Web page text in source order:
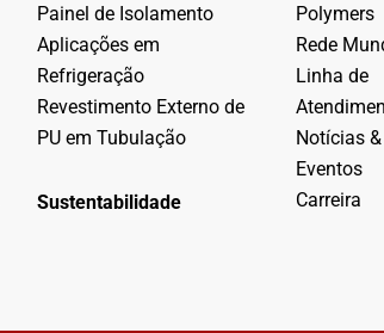
Painel de Isolamento
Aplicações em
Refrigeração
Revestimento Externo de
PU em Tubulação
Sustentabilidade
Polymers
Rede
Linha de
Notícias &
Eventos
Carreira